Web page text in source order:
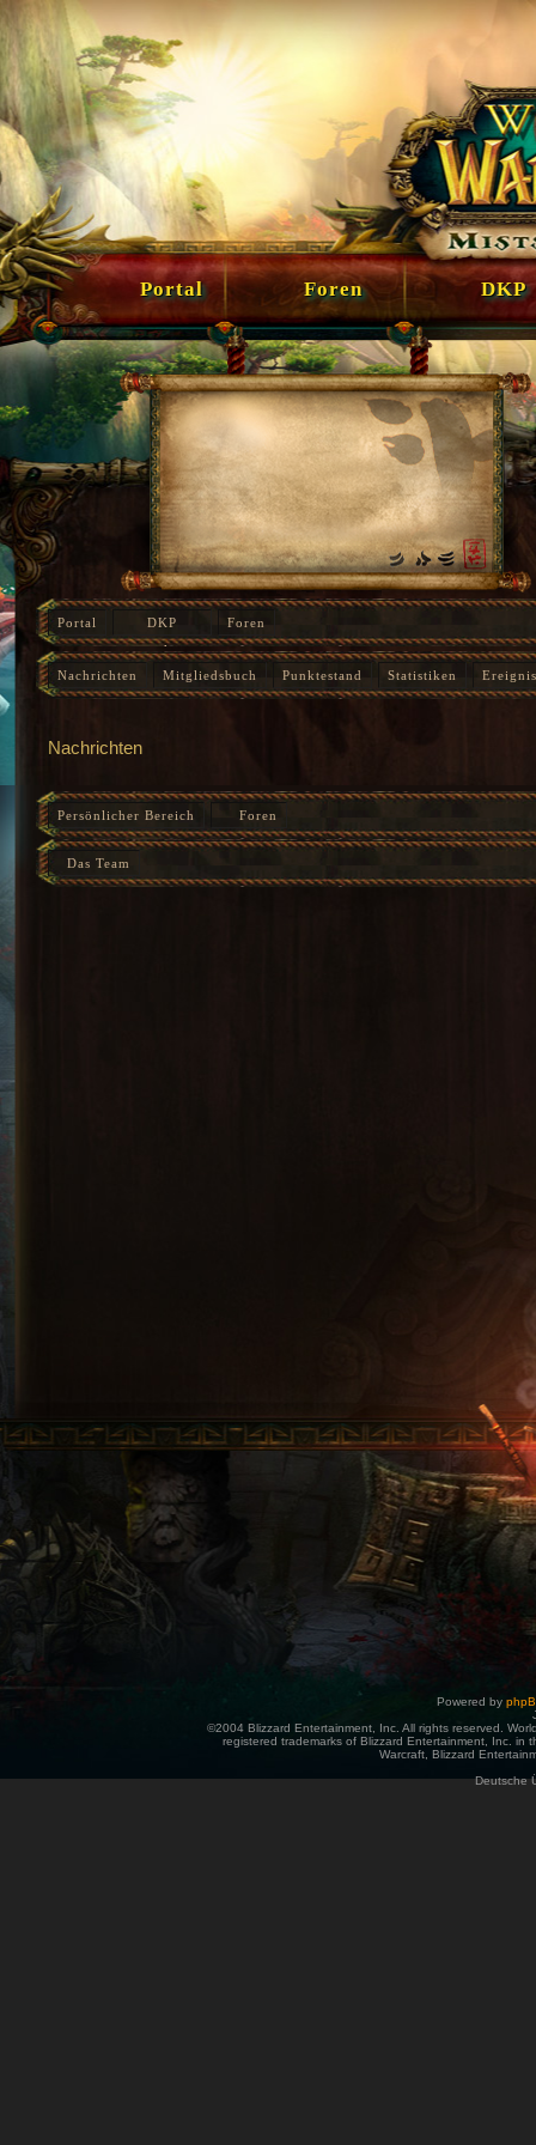
Portal Foren DKP
Portal
DKP
‹
Nachrichten
Foren
Nachrichten Mitgliedsbuch Punktestand Statistiken
Nachrichten
Persönlicher Bereich Foren
Das Team
Powered by
©2004 Blizzard Entertainment, Inc. All rights reserved.
registered trademarks of Blizzard Entertainment, Inc. in
Warcraft, Blizzard
Deutsche